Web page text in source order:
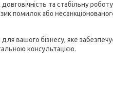
та стабільну
помилок або
вашого бізнесу, яке
консультацією.